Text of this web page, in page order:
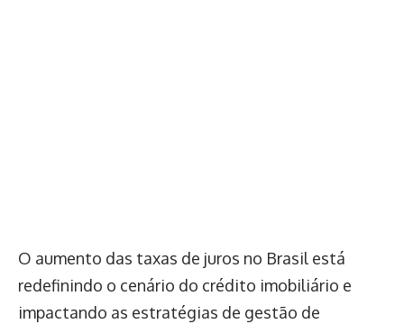
O aumento das taxas de juros no Brasil está
redefinindo o cenário do crédito imobiliário e
impactando as estratégias de gestão de